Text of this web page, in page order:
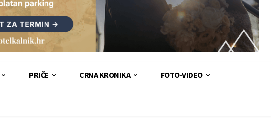
PRIČE CRNA KRONIKA FOTO-VIDEO